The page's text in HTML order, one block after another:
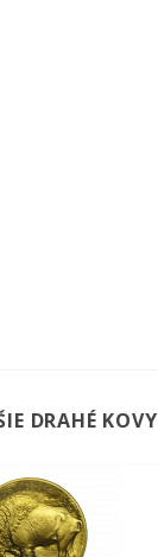
DRAHÉ KOVY
Pridať k
obľúbeným